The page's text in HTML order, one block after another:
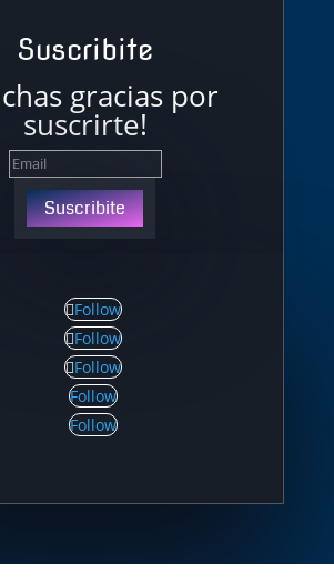
Suscribite
gracias por
suscrirte!
Suscribite
Follow
Follow
Follow
Follow
Follow